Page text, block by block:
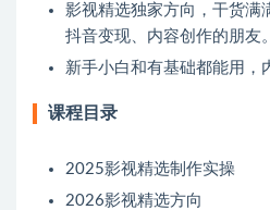
影视精选独家方向，干货满
抖音变现、内容创作的朋友。
新手小白和有基础都能用，
课程目录
2025影视精选制作实操
2026影视精选方向